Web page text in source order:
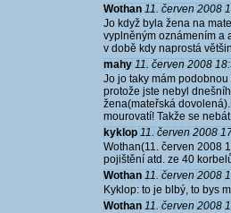
Wothan 11. červen 2008
Jo když byla žena na
vyplněným oznámením a
v době kdy naprostá
mahy 11. červen 2008
Jo jo taky mám
protože jste nebyl
žena(mateřská
mourovatí! Takže se
kyklop 11. červen 2008
Wothan(11. červen 2008
pojištění atd. ze 40
Wothan 11. červen 2008
Kyklop: to je blbý, to bys
Wothan 11. červen 2008